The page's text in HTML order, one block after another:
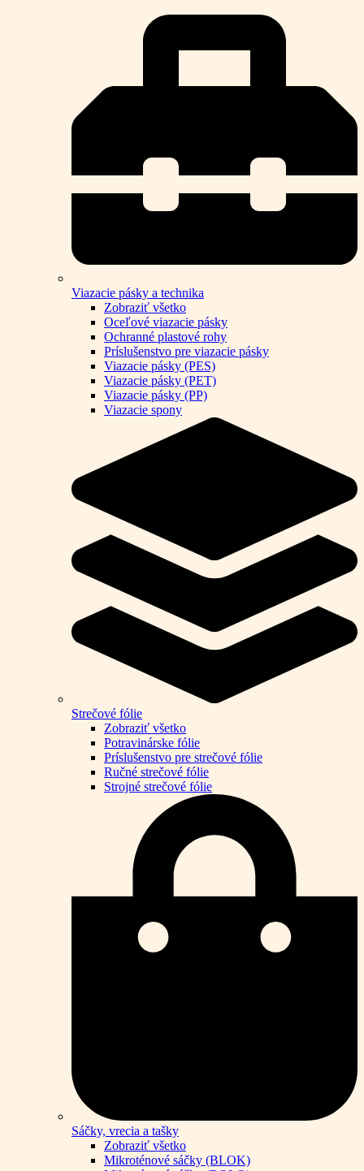
Viazacie pásky a technika
Zobraziť všetko
Oceľové viazacie pásky
Ochranné plastové rohy
Príslušenstvo pre viazacie pásky
Viazacie pásky (PES)
Viazacie pásky (PET)
Viazacie pásky (PP)
Viazacie spony
Strečové fólie
Zobraziť všetko
Potravinárske fólie
Príslušenstvo pre strečové fólie
Ručné strečové fólie
Strojné strečové fólie
Sáčky, vrecia a tašky
Zobraziť všetko
Mikroténové sáčky (BLOK)